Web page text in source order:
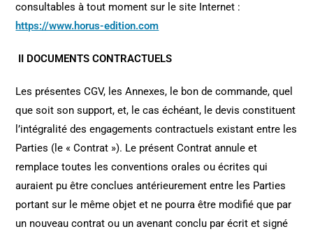
consultables à tout moment sur le site Internet :
https://www.horus-edition.com
II DOCUMENTS CONTRACTUELS
Les présentes CGV, les Annexes, le bon de commande, quel
que soit son support, et, le cas échéant, le devis constituent
l’intégralité des engagements contractuels existant entre les
Parties (le « Contrat »). Le présent Contrat annule et
remplace toutes les conventions orales ou écrites qui
auraient pu être conclues antérieurement entre les Parties
portant sur le même objet et ne pourra être modifié que par
un nouveau contrat ou un avenant conclu par écrit et signé